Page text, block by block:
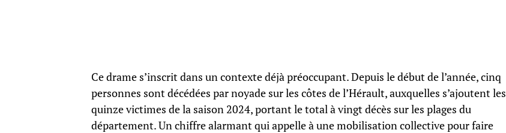
Ce drame s’inscrit dans un contexte déjà préoccupant. Depuis le début de l’année, cinq
personnes sont décédées par noyade sur les côtes de l’Hérault, auxquelles s’ajoutent les
quinze victimes de la saison 2024, portant le total à vingt décès sur les plages du
département. Un chiffre alarmant qui appelle à une mobilisation collective pour faire